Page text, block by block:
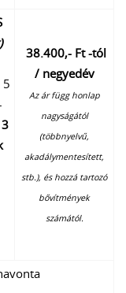
5
38.400,- Ft -tól
/ negyedév
Az ár függ honlap
nagyságától
(többnyelvű,
akadálymentesített,
stb.), és hozzá tartozó
bővítmények
számától.